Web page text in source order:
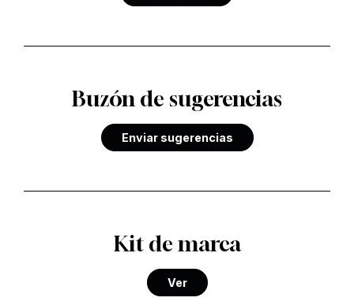
Buzón de sugerencias
Enviar sugerencias
Kit de marca
Ver